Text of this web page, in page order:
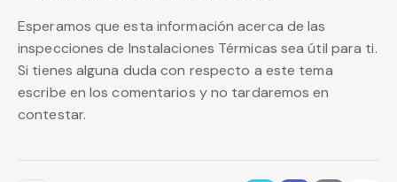
Esperamos que esta información acerca de las
inspecciones de Instalaciones Térmicas sea útil para ti.
Si tienes alguna duda con respecto a este tema
escribe en los comentarios y no tardaremos en
contestar.